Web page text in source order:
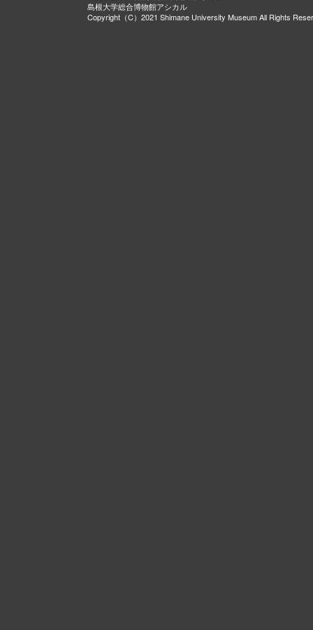
島根大学総合博物館アシカル
Copyright（C）2021 Shimane University Museum All Rights